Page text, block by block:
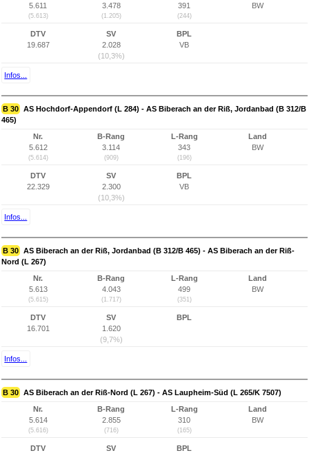
5.611
(5.613)
3.478
(1.205)
391
(244)
BW
DTV
19.687
SV
2.028
(10,3%)
BPL
VB
Infos...
B 30 AS Hochdorf-Appendorf (L 284) - AS Biberach an der Riß, Jordanbad (B 312/B
465)
Nr.
5.612
(5.614)
B-Rang
3.114
(909)
L-Rang
343
(196)
Land
BW
DTV
22.329
SV
2.300
(10,3%)
BPL
VB
Infos...
B 30 AS Biberach an der Riß, Jordanbad (B 312/B 465) - AS Biberach an der Riß-
Nord (L 267)
Nr.
5.613
(5.615)
B-Rang
4.043
(1.717)
L-Rang
499
(351)
Land
BW
DTV
16.701
SV
1.620
(9,7%)
BPL
Infos...
B 30 AS Biberach an der Riß-Nord (L 267) - AS Laupheim-Süd (L 265/K 7507)
Nr.
5.614
(5.616)
B-Rang
2.855
(716)
L-Rang
310
(165)
Land
BW
DTV
SV
BPL